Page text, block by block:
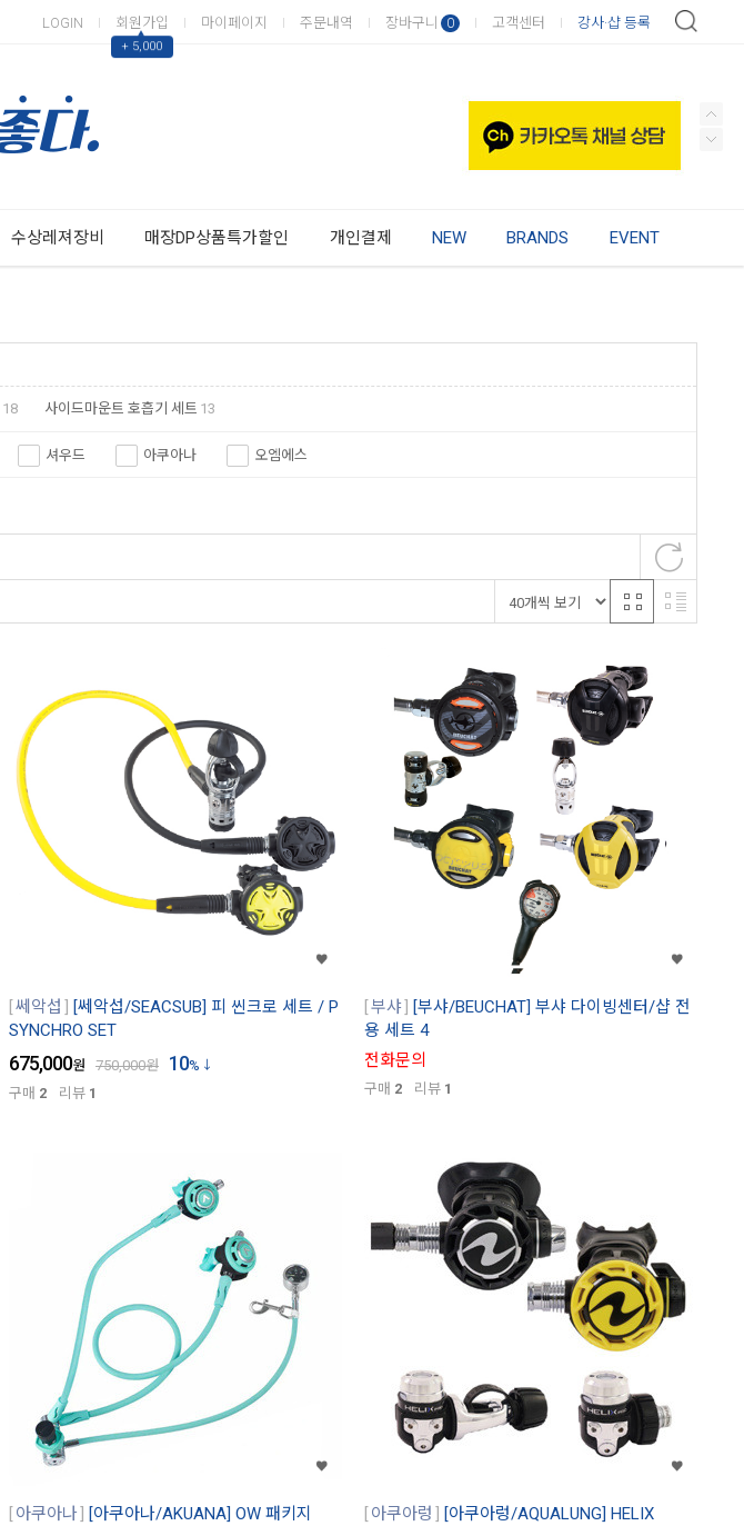
LOGIN 회원가입
▲
+ 5,000
마이페이지 주문내역 장바구니 0 고객센터 강사·샵 등록
수상레져장비 매장DP상품특가할인 개인결제 NEW BRANDS EVENT
18 사이드마운트 호흡기 세트 13
셔우드 아쿠아나 오엠에스
쎄악섭
[쎄악섭/SEACSUB] 피 씬크로 세트 / P
SYNCHRO SET
675,000원 750,000원 10%
구매 2 리뷰 1
부샤
[부샤/BEUCHAT] 부샤 다이빙센터/샵 전
용 세트 4
전화문의
구매 2 리뷰 1
아쿠아나 [아쿠아나/AKUANA] OW 패키지 아쿠아렁
[아쿠아렁/AQUALUNG] HELIX